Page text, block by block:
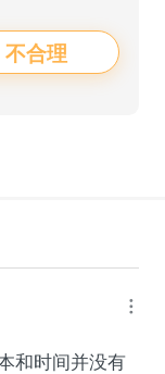
不合理
和时间并没有